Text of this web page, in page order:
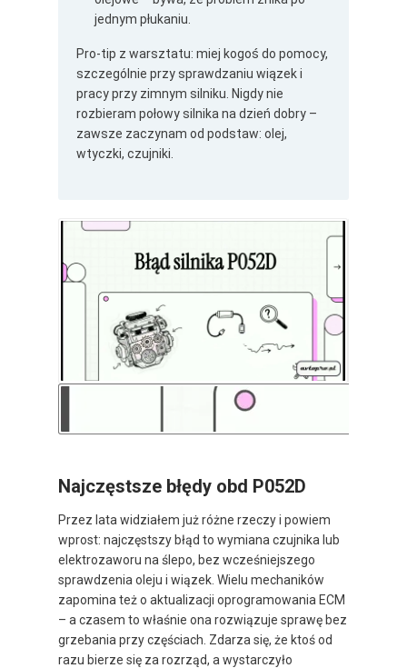
jednym płukaniu.
Pro-tip z warsztatu: miej kogoś do pomocy,
szczególnie przy sprawdzaniu wiązek i
pracy przy zimnym silniku. Nigdy nie
rozbieram połowy silnika na dzień dobry –
zawsze zaczynam od podstaw: olej,
wtyczki, czujniki.
Najczęstsze błędy obd P052D
Przez lata widziałem już różne rzeczy i powiem
wprost: najczęstszy błąd to wymiana czujnika lub
elektrozaworu na ślepo, bez wcześniejszego
sprawdzenia oleju i wiązek. Wielu mechaników
zapomina też o aktualizacji oprogramowania ECM
– a czasem to właśnie ona rozwiązuje sprawę bez
grzebania przy częściach. Zdarza się, że ktoś od
razu bierze się za rozrząd, a wystarczyło